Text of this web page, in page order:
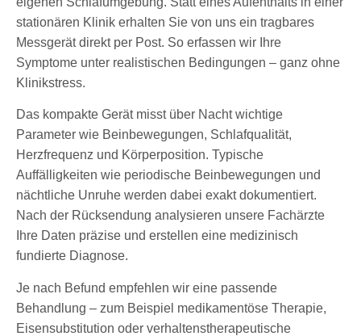
stationären Klinik erhalten Sie von uns ein tragbares
Messgerät direkt per Post. So erfassen wir Ihre
Symptome unter realistischen Bedingungen – ganz ohne
Klinikstress.
Das kompakte Gerät misst über Nacht wichtige
Parameter wie Beinbewegungen, Schlafqualität,
Herzfrequenz und Körperposition. Typische
Auffälligkeiten wie periodische Beinbewegungen und
nächtliche Unruhe werden dabei exakt dokumentiert.
Nach der Rücksendung analysieren unsere Fachärzte
Ihre Daten präzise und erstellen eine medizinisch
fundierte Diagnose.
Je nach Befund empfehlen wir eine passende
Behandlung – zum Beispiel medikamentöse Therapie,
Eisensubstitution oder verhaltenstherapeutische